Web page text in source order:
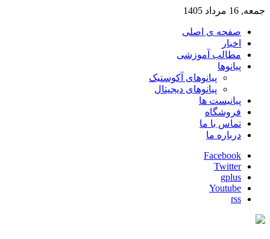
جمعه, 16 مرداد 1405
صفحه ی اصلی
اخبار
مطالب آموزشی
پیانوها
پیانوهای آکوستیک
پیانوهای دیجیتال
پیانیست ها
فروشگاه
تماس با ما
درباره ما
Facebook
Twitter
gplus
Youtube
rss